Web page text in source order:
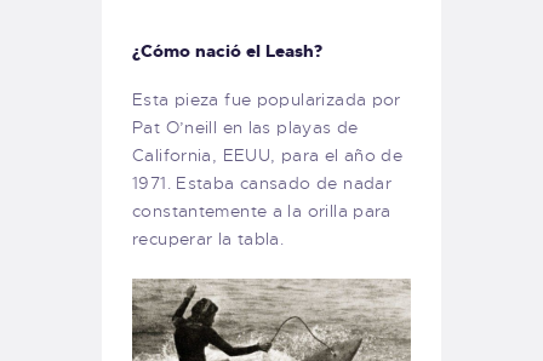
¿Cómo nació el Leash?
Esta pieza fue popularizada por
Pat O’neill en las playas de
California, EEUU, para el año de
1971. Estaba cansado de nadar
constantemente a la orilla para
recuperar la tabla.